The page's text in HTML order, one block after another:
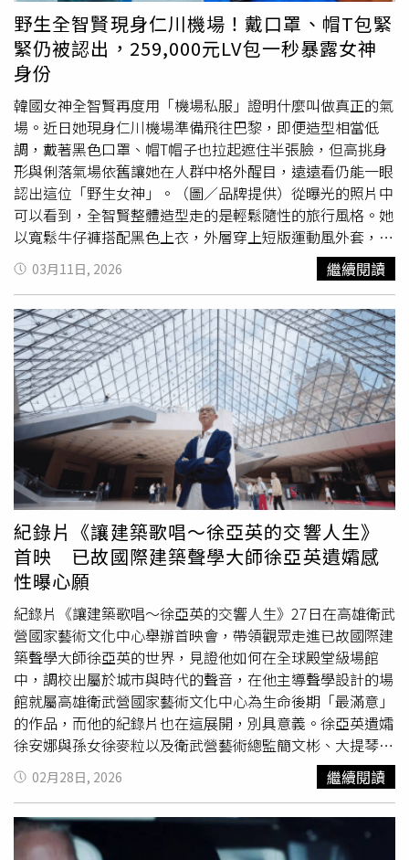
上，使此類極端高溫事件更為頻繁且持久。
的音色。專輯以僅三個音構成的極簡主題，透過內斂音樂語
彙建構完整聲響空間。原聲帶匯集臺灣多位重要樂手，包括
與徐亞英共同建構衛武營管風琴的劉信宏、高雄市交響樂團
定音鼓首席陳又誠、單簧管首席莊維霖、台江管樂團團長許
永慶，以及鋼琴家與作曲家林弘韜，與電影中全球頂尖樂手
的演出交織成完整樂音。專輯亦收錄法國大提琴家Cyrille
Tricoire於徐亞英設計的白遼士歌劇院的錄音。電影聲音於
布拉格與混音師Vojtěch Zavadil共同完成臺灣少見的7.1高
規格製作。專輯版本由林弘韜重新混音，並與南藝大教授、
錄音師金皓哲合作完成母帶後製，呈現徐亞英心中理想的殘
響與音色，完整保留衛武營錄製時的原音。裝幀由設計師田
修銓操刀，以文字作為聲波載體，透過字級、濃淡與排列變
化，模擬聲音在建築空間中的擴散與回盪。整張專輯情緒細
膩內斂，如公路之旅般陪伴徐亞英人生的最後一段里程。從
簡單的鋼琴音符到氣勢萬千的管風琴，與建築空間交織，帶
來非凡音樂體驗。
野生全智賢現身仁川機場！戴口罩、帽T包緊
緊仍被認出，259,000元LV包一秒暴露女神
身份
韓國女神全智賢再度用「機場私服」證明什麼叫做真正的氣
場。近日她現身仁川機場準備飛往巴黎，即便造型相當低
調，戴著黑色口罩、帽T帽子也拉起遮住半張臉，但高挑身
形與俐落氣場依舊讓她在人群中格外醒目，遠遠看仍能一眼
認出這位「野生女神」。（圖／品牌提供）從曝光的照片中
可以看到，全智賢整體造型走的是輕鬆隨性的旅行風格。她
以寬鬆牛仔褲搭配黑色上衣，外層穿上短版運動風外套，藍
色帽T帽子拉起後更增添休閒感，整體造型看似簡單卻充滿
層次感，也讓她標誌性的高挑比例更加突出。而真正讓人一
眼鎖定的，則是她手上提著的Louis Vuitton Capucines MM
Souple手袋。這款包以粒面小牛皮打造，內襯採用柔軟麂
皮材質，搭配細緻金色金屬件與經典LV標誌扣環，低調卻充
滿高級質感，也成為整體造型的精品亮點。Louis Vuitton
Capucines MM Souple手袋 / 259,000元。（圖／品牌提
供）腳上則搭配Sneakerina球鞋，鞋面飾有Louis Vuitton
Monogram圖紋，側邊點綴LV標誌，兼具舒適與時尚感，也
讓整體機場穿搭在休閒與精品之間取得完美平衡。（圖／品
牌提供）據了解，全智賢此次行程是飛往巴黎，準備出席
Louis Vuitton 2026秋冬巴黎女裝大秀。大秀將於巴黎羅浮
宮舉行，台灣時間3月10日晚上6點30分登場，身為品牌代
言人的她也將再度現身看秀，勢必再次成為時尚圈矚目的焦
點。
03月11日, 2026 繼續閱讀
紀錄片《讓建築歌唱～徐亞英的交響人生》
首映 已故國際建築聲學大師徐亞英遺孀感
性曝心願
紀錄片《讓建築歌唱～徐亞英的交響人生》27日在高雄衛武
營國家藝術文化中心舉辦首映會，帶領觀眾走進已故國際建
築聲學大師徐亞英的世界，見證他如何在全球殿堂級場館
中，調校出屬於城市與時代的聲音，在他主導聲學設計的場
館就屬高雄衛武營國家藝術文化中心為生命後期「最滿意」
的作品，而他的紀錄片也在這展開，別具意義。徐亞英遺孀
徐安娜與孫女徐麥粒以及衛武營藝術總監簡文彬、大提琴家
張正傑當天皆到場，徐安娜在活動上感性地說：「這麼多機
會做了很多的工程，這也是他（徐亞英）的心願。」致詞完
畢全場也響起不絕於耳的掌聲，彷彿在向徐亞英致意。《讓
建築歌唱～徐亞英的交響人生》徐亞英老婆徐安娜與孫女徐
麥粒現身力挺。（圖／牽猴子提供）《讓建築歌唱～徐亞英
02月28日, 2026 繼續閱讀